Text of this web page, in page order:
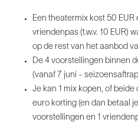
Een theatermix kost 50
vriendenpas (t.w.v. 10 EUR)
op de rest van het aanbod
De 4 voorstellingen binnen
(vanaf 7 juni -
Je kan 1 mix kopen, of
euro korting (en dan betaal
voorstellingen en 1